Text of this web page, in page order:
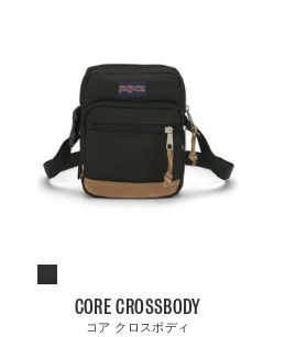
CORE CROSSBODY
コア クロスボディ